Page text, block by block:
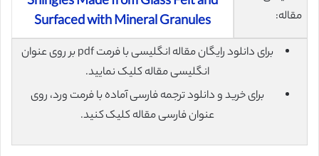
مقاله:
Surfaced with Mineral Granules
برای دانلود رایگان مقاله انگلیسی با فرمت pdf بر روی عنوان
انگلیسی مقاله کلیک نمایید.
برای خرید و دانلود ترجمه فارسی آماده با فرمت ورد، روی
عنوان فارسی مقاله کلیک کنید.